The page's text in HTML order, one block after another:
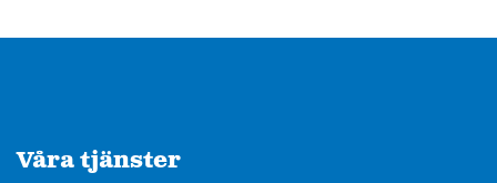
Våra tjänster